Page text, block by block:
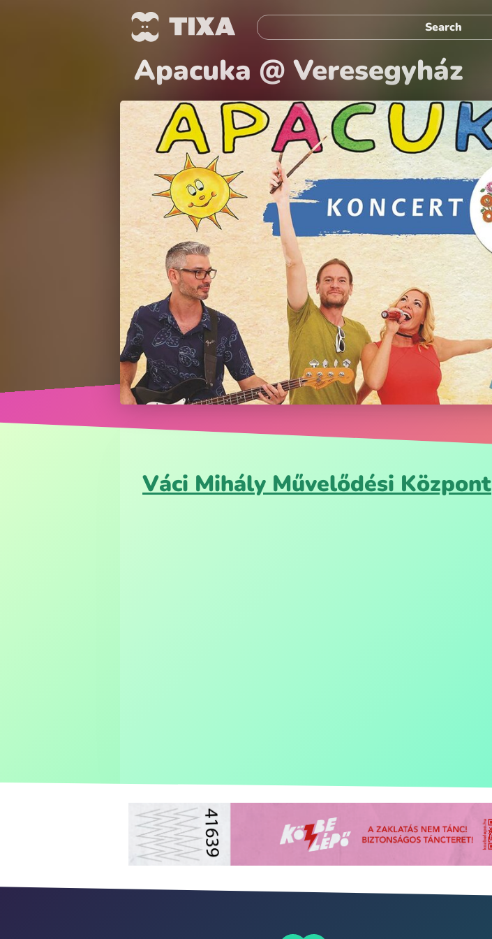
Apacuka @ Veresegyház
Váci Mihály Művelődési Központ